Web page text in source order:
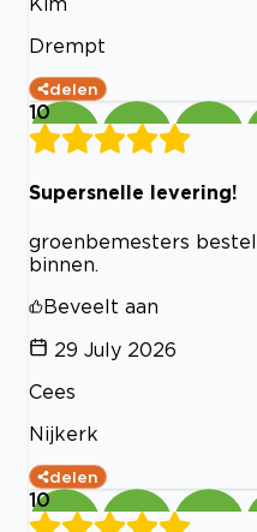
Drempt
delen
10
Supersnelle levering!
groenbemesters
binnen.
Beveelt aan
29 July 2026
Cees
Nijkerk
delen
10